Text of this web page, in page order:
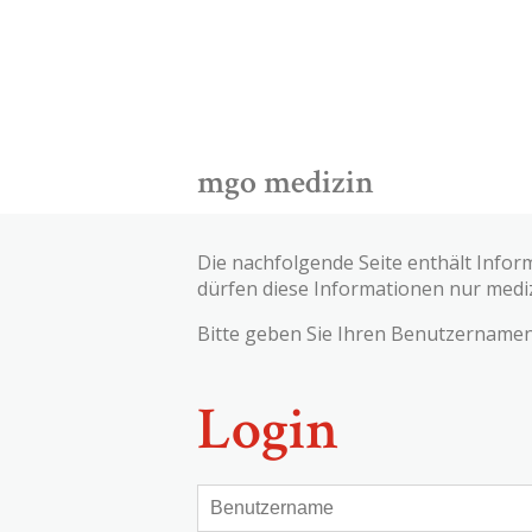
mgo medizin
Die nachfolgende Seite enthält
dürfen diese Informationen nur
Bitte geben Sie Ihren
Login